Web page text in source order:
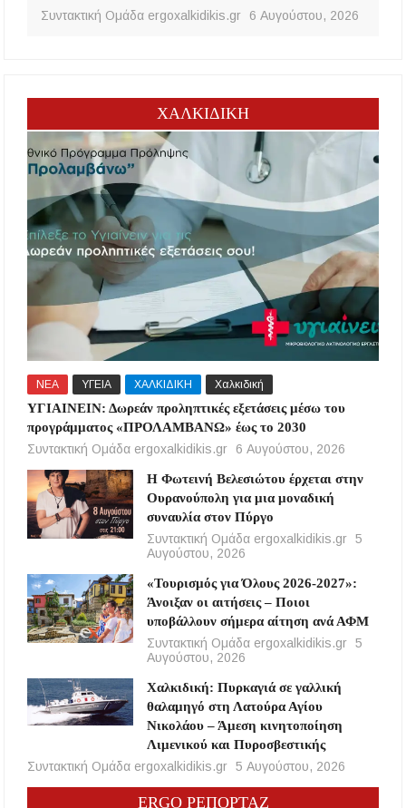
Συντακτική Ομάδα ergoxalkidikis.gr 6 Αυγούστου, 2026
ΧΑΛΚΙΔΙΚΗ
ΝΕΑ ΥΓΕΙΑ ΧΑΛΚΙΔΙΚΗ Χαλκιδική
ΥΓΙΑΙΝΕΙΝ: Δωρεάν προληπτικές εξετάσεις μέσω του
προγράμματος «ΠΡΟΛΑΜΒΑΝΩ» έως το 2030
Συντακτική Ομάδα ergoxalkidikis.gr
6 Αυγούστου, 2026
Η Φωτεινή Βελεσιώτου έρχεται στην
Ουρανούπολη για μια μοναδική
συναυλία στον Πύργο
Συντακτική Ομάδα ergoxalkidikis.gr 5
Αυγούστου, 2026
«Τουρισμός για Όλους 2026-2027»:
Άνοιξαν οι αιτήσεις – Ποιοι
υποβάλλουν σήμερα αίτηση ανά ΑΦΜ
Συντακτική Ομάδα ergoxalkidikis.gr 5
Αυγούστου, 2026
Χαλκιδική: Πυρκαγιά σε γαλλική
θαλαμηγό στη Λατούρα Αγίου
Νικολάου – Άμεση κινητοποίηση
Λιμενικού και Πυροσβεστικής
Συντακτική Ομάδα ergoxalkidikis.gr 5 Αυγούστου, 2026
ERGO ΡΕΠΟΡΤΑΖ